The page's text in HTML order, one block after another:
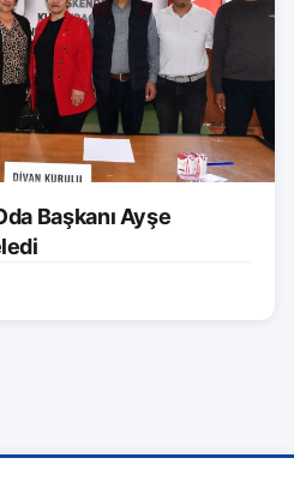
Başkanı Ayşe